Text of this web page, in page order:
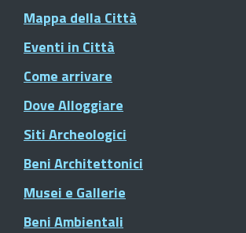
Mappa della Città
Eventi in Città
Come arrivare
Dove Alloggiare
Siti Archeologici
Beni Architettonici
Musei e Gallerie
Beni Ambientali